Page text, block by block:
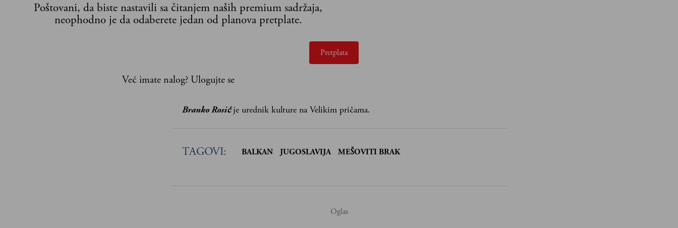
Poštovani, da biste nastavili sa čitanjem naših premium sadržaja,
neophodno je da odaberete jedan od planova pretplate.
Pretplata
Već imate nalog? Ulogujte se
Branko Rosićje urednik kulture na Velikim pričama.
TAGOVI: BALKAN JUGOSLAVIJA MEŠOVITI BRAK